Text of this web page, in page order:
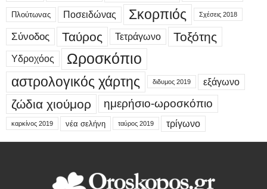
Πλούτωνας Ποσειδώνας Σκορπιός Σχέσεις 2018
Σύνοδος Ταύρος Τετράγωνο Τοξότης
Υδροχόος Ωροσκόπιο
αστρολογικός χάρτης διδυμος 2019 εξάγωνο
ζώδια χιούμορ ημερήσιο-ωροσκόπιο
καρκίνος 2019 νέα σελήνη ταύρος 2019 τρίγωνο